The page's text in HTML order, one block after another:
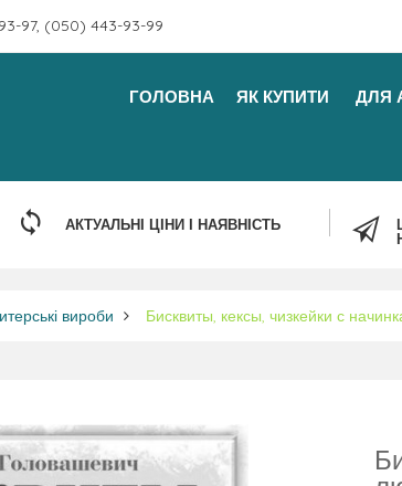
97, (050) 443-93-99
ГОЛОВНА ЯК КУПИТИ ДЛЯ
АКТУАЛЬНІ ЦІНИ І НАЯВНІСТЬ
вироби Бисквиты, кексы, чизкейки с